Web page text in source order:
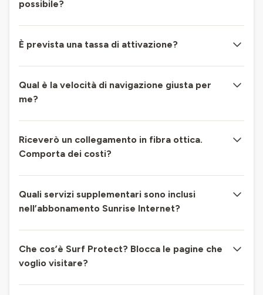
possibile?
È prevista una tassa di attivazione?
Qual è la velocità di navigazione giusta per
me?
Riceverò un collegamento in fibra ottica.
Comporta dei costi?
Quali servizi supplementari sono inclusi
nell’abbonamento Sunrise Internet?
Che cos’è Surf Protect? Blocca le pagine che
voglio visitare?